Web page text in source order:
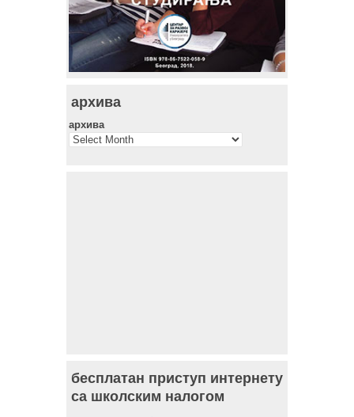
архива
архива
бесплатан приступ интернету
са школским налогом